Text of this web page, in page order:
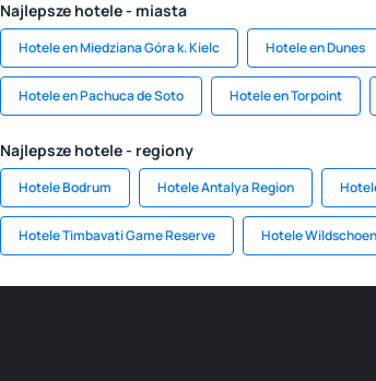
Najlepsze hotele - miasta
Hotele en Miedziana Góra k. Kielc Hotele en Dunes
Hotele en Pachuca de Soto Hotele en Torpoint
Najlepsze hotele - regiony
Hotele Bodrum Hotele Antalya Region
Hotele Timbavati Game Reserve Hotele